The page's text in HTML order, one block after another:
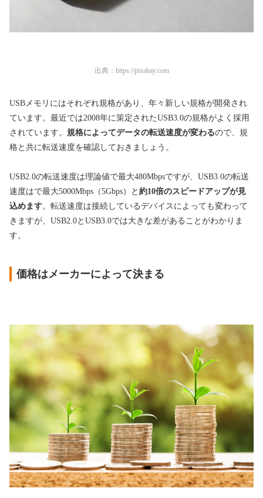
出典： https://pixabay.com
USBメモリにはそれぞれ規格があり、年々新しい規格が開発され
ています。最近では2008年に策定されたUSB3.0の規格がよく採用
されています。 規格によってデータの転送速度が変わるので、規
格と共に転送速度を確認しておきましょう。
USB2.0の転送速度は理論値で最大480Mbpsですが、USB3.0の転送
速度はで最大5000Mbps（5Gbps）と 約10倍のスピードアップが見
込めます。転送速度は接続しているデバイスによっても変わって
きますが、USB2.0とUSB3.0では大きな差があることがわかりま
す。
価格はメーカーによって決まる